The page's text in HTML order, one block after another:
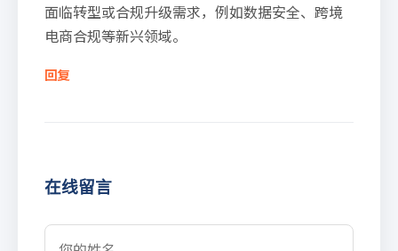
面临转型或合规升级需求，例如数据安全、跨境
电商合规等新兴领域。
回复
在线留言